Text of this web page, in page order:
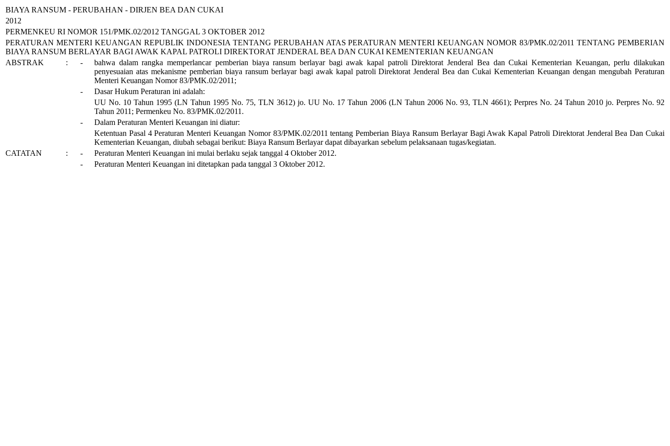
BIAYA RANSUM - PERUBAHAN - DIRJEN BEA DAN CUKAI
2012
PERMENKEU RI NOMOR 151/PMK.02/2012 TANGGAL 3 OKTOBER 2012
PERATURAN MENTERI KEUANGAN REPUBLIK INDONESIA TENTANG PERUBAHAN ATAS PERATURAN MENTERI KEUANGAN NOMOR 83/PMK.02/2011 TENTANG PEMBERIAN
BIAYA RANSUM BERLAYAR BAGI AWAK KAPAL PATROLI DIREKTORAT JENDERAL BEA DAN CUKAI KEMENTERIAN KEUANGAN
ABSTRAK
: -
bahwa dalam rangka memperlancar pemberian biaya ransum berlayar bagi awak kapal patroli Direktorat Jenderal Bea dan Cukai Kementerian Keuangan, perlu dilakukan
penyesuaian atas mekanisme pemberian biaya ransum berlayar bagi awak kapal patroli Direktorat Jenderal Bea dan Cukai Kementerian Keuangan dengan mengubah Peraturan
Menteri Keuangan Nomor 83/PMK.02/2011;
-
DasarHukum Peraturan ini adalah:
UU No. 10 Tahun 1995 (LN Tahun 1995 No. 75, TLN 3612) jo. UU No. 17 Tahun 2006 (LN Tahun 2006 No. 93, TLN 4661); Perpres No. 24 Tahun 2010 jo. Perpres No. 92
Tahun 2011; Permenkeu No. 83/PMK.02/2011 .
-
Dalam Peraturan Menteri Keuangan ini diatur:
Ketentuan Pasal 4 Peraturan Menteri Keuangan Nomor 83/PMK.02/2011 tentang Pemberian Biaya Ransum Berlayar Bagi Awak Kapal Patroli Direktorat Jenderal Bea Dan Cukai
Kementerian Keuangan, diubah sebagai berikut: Biaya Ransum Berlayar dapat dibayarkan sebelum pelaksanaan tugas/kegiatan.
CATATAN
: - Peraturan Menteri Keuangan ini mulai berlaku sejak tanggal 4 Oktober2012.
-
Peraturan Menteri Keuangan ini ditetapkan pada tanggal 3 Oktober2012.